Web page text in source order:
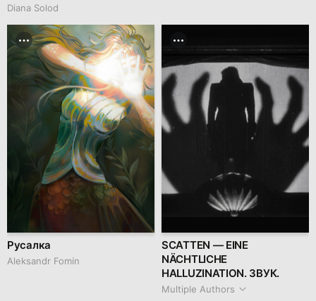
Diana Solod
Русалка
Aleksandr Fomin
SCATTEN — EINE
NÄCHTLICHE
HALLUZINATION. ЗВУК.
Multiple Authors